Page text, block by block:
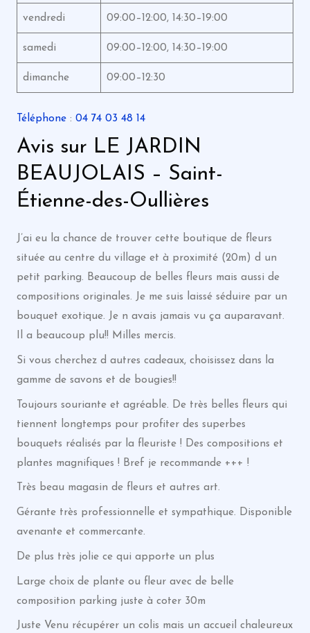
vendredi 09:00–12:00, 14:30–19:00
samedi 09:00–12:00, 14:30–19:00
dimanche 09:00–12:30
Téléphone: 04 74 03 48 14
Avis sur LE JARDIN
BEAUJOLAIS – Saint-
Étienne-des-Oullières
J’ai eu la chance de trouver cette boutique de fleurs
située au centre du village et à proximité (20m) d un
petit parking. Beaucoup de belles fleurs mais aussi de
compositions originales. Je me suis laissé séduire par un
bouquet exotique. Je n avais jamais vu ça auparavant.
Il a beaucoup plu!! Milles mercis.
Si vous cherchez d autres cadeaux, choisissez dans la
gamme de savons et de bougies!!
Toujours souriante et agréable. De très belles fleurs qui
tiennent longtemps pour profiter des superbes
bouquets réalisés par la fleuriste ! Des compositions et
plantes magnifiques ! Bref je recommande +++ !
Très beau magasin de fleurs et autres art.
Gérante très professionnelle et sympathique. Disponible
avenante et commercante.
De plus très jolie ce qui apporte un plus
Large choix de plante ou fleur avec de belle
composition parking juste à coter 30m
Juste Venu récupérer un colis mais un accueil chaleureux